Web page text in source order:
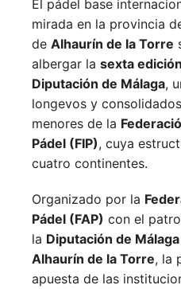
El pádel base
mirada en la provincia
de Alhaurín de la Torre
albergar la sexta
Diputación de Málaga,
longevos y
menores de la
Pádel (FIP), cuya
cuatro continentes.
Organizado por la
Pádel (FAP) con el
la Diputación de Málaga
Alhaurín de la Torre, la
apuesta de las